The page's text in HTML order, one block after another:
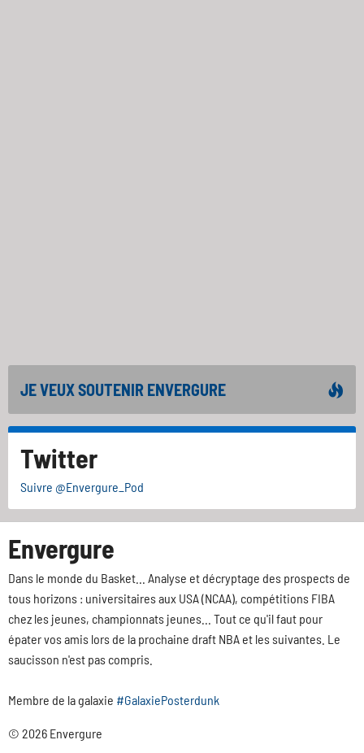
JE VEUX SOUTENIR ENVERGURE
Twitter
Suivre @Envergure_Pod
Envergure
Dans le monde du Basket... Analyse et décryptage des prospects de
tous horizons : universitaires aux USA (NCAA), compétitions FIBA
chez les jeunes, championnats jeunes... Tout ce qu'il faut pour
épater vos amis lors de la prochaine draft NBA et les suivantes. Le
saucisson n'est pas compris.
Membre de la galaxie #GalaxiePosterdunk
© 2026 Envergure